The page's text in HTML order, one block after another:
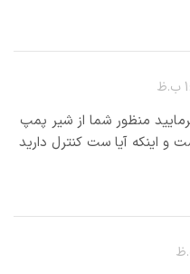
منظور شما از شیر پمپ
و اینکه آیا ست کنترل دارید